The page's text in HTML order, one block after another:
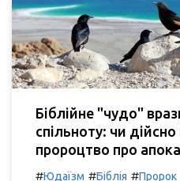
Біблійне "чудо"
спільноту: чи
пророцтво про
#Юдаїзм #Біблія #Пророк